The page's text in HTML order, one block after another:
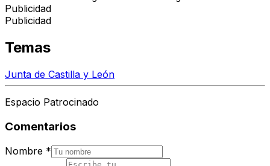
Publicidad
Publicidad
Temas
Junta de Castilla y León
Espacio Patrocinado
Comentarios
Nombre *